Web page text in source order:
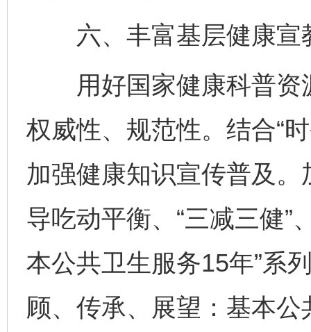
六、丰富基层健康宣
用好国家健康科普资
权威性、规范性。结合“
加强健康知识宣传普及
导吃动平衡、“三减三健”
本公共卫生服务15年”系
顾、传承、展望：基本公